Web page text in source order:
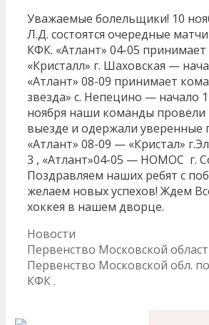
Уважаемые болельщики! 10
Л.Д. состоятся очередные
КФК. «Атлант» 04-05
«Кристалл» г. Шаховская —
«Атлант» 08-09 принимает
звезда» с. Непецино — начало
ноября наши команды провели
выезде и одержали уверенные
«Атлант» 08-09 — «Кристал»
3 , «Атлант»04-05 — НОМОС г.
Поздравляем наших ребят с
желаем новых успехов! Ждем
хоккея в нашем дворце.
Рубрики
Новости
Навигация
записи
Первенство Московской
Первенство Московской обл.
КФК .